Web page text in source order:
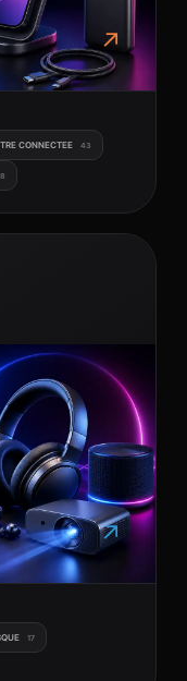
↗
CONNECTEE 43
8
↗
17